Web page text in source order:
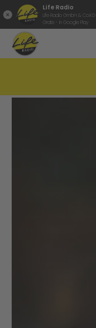
Life Radio
Life Radio GmbH & Co.KG
Gratis - in Google Play